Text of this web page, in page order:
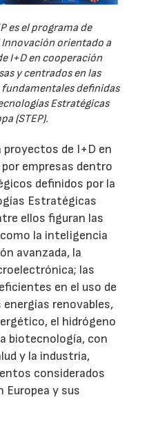
es el programa de
orientado a
I+D en cooperación
y centrados en las
definidas
Estratégicas
(STEP).
proyectos de I+D en
empresas dentro
definidos por la
Estratégicas
ellos figuran las
la inteligencia
avanzada, la
las
en el uso de
renovables,
el hidrógeno
biotecnología, con
y la industria,
considerados
Europea y sus